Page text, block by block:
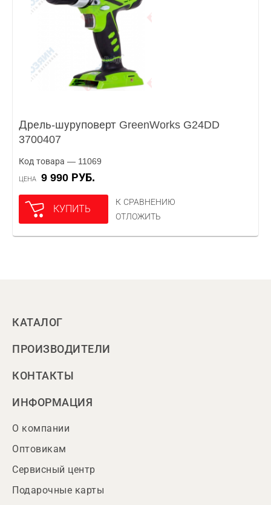
Дрель-шуруповерт GreenWorks G24DD
3700407
Код товара — 11069
ЦЕНА 9 990 РУБ.
КУПИТЬ
К СРАВНЕНИЮ
ОТЛОЖИТЬ
КАТАЛОГ
ПРОИЗВОДИТЕЛИ
КОНТАКТЫ
ИНФОРМАЦИЯ
О компании
Оптовикам
Сервисный центр
Подарочные карты